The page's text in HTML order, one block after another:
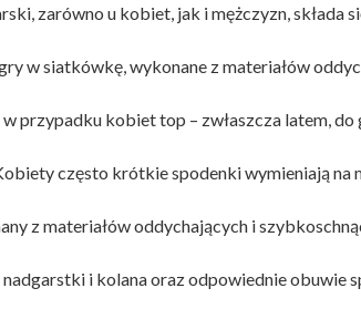
zarówno u kobiet, jak i mężczyzn, składa
w siatkówkę, wykonane z materiałów
przypadku kobiet top – zwłaszcza latem,
często krótkie spodenki wymieniają na
z materiałów oddychających i
i kolana oraz odpowiednie obuwie